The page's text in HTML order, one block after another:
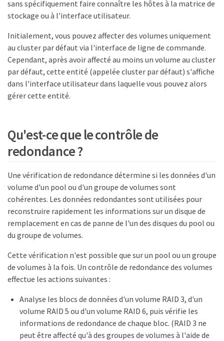
sans spécifiquement faire connaître les hôtes à la matrice de
stockage ou à l'interface utilisateur.
Initialement, vous pouvez affecter des volumes uniquement
au cluster par défaut via l'interface de ligne de commande.
Cependant, après avoir affecté au moins un volume au cluster
par défaut, cette entité (appelée cluster par défaut) s'affiche
dans l'interface utilisateur dans laquelle vous pouvez alors
gérer cette entité.
Qu'est-ce que le contrôle de
redondance ?
Une vérification de redondance détermine si les données d'un
volume d'un pool ou d'un groupe de volumes sont
cohérentes. Les données redondantes sont utilisées pour
reconstruire rapidement les informations sur un disque de
remplacement en cas de panne de l'un des disques du pool ou
du groupe de volumes.
Cette vérification n'est possible que sur un pool ou un groupe
de volumes à la fois. Un contrôle de redondance des volumes
effectue les actions suivantes :
Analyse les blocs de données d'un volume RAID 3, d'un
volume RAID 5 ou d'un volume RAID 6, puis vérifie les
informations de redondance de chaque bloc. (RAID 3 ne
peut être affecté qu'à des groupes de volumes à l'aide de